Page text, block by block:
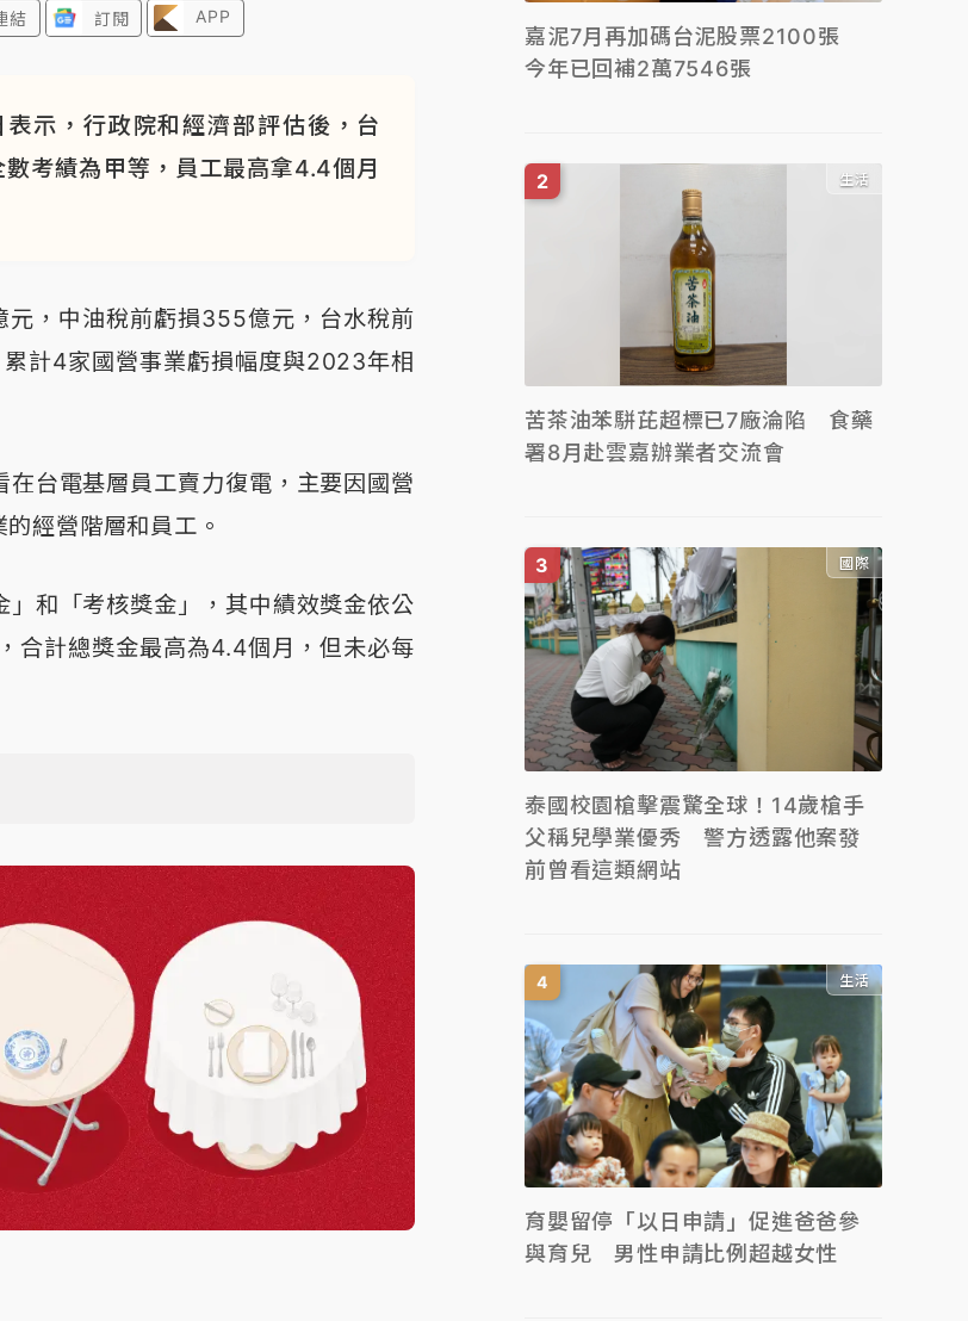
結 訂閱 APP
示，行政院和經濟部評估後，台
考績為甲等，員工最高拿4.4個月
，中油稅前虧損355億元，台水稅前
計4家國營事業虧損幅度與2023年相
台電基層員工賣力復電，主要因國營
經營階層和員工。
和「考核獎金」，其中績效獎金依公
合計總獎金最高為4.4個月，但未必每
嘉泥7月再加碼台泥股票2100張
今年已回補2萬7546張
生活
苦茶油苯駢芘超標已7廠淪陷 食藥
署8月赴雲嘉辦業者交流會
國際
泰國校園槍擊震驚全球！14歲槍手
父稱兒學業優秀 警方透露他案發
前曾看這類網站
生活
育嬰留停「以日申請」促進爸爸參
與育兒 男性申請比例超越女性